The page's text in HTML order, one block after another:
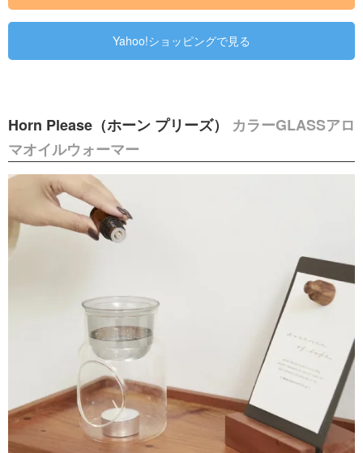
Yahoo!ショッピングで見る
Horn Please（ホーン プリーズ） カラーGLASSアロ
マオイルウォーマー